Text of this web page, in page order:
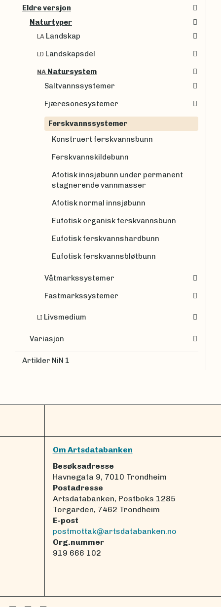
Eldre versjon
Naturtyper
LA Landskap
LD Landskapsdel
NA Natursystem
Saltvannssystemer
Fjæresonesystemer
Ferskvannssystemer
Konstruert ferskvannsbunn
Ferskvannskildebunn
Afotisk innsjøbunn under permanent
stagnerende vannmasser
Afotisk normal innsjøbunn
Eufotisk organisk ferskvannsbunn
Eufotisk ferskvannshardbunn
Eufotisk ferskvannsbløtbunn
Våtmarkssystemer
Fastmarkssystemer
LI Livsmedium
Variasjon
Artikler NiN 1
Om Artsdatabanken
Besøksadresse
Havnegata 9, 7010 Trondheim
Postadresse
Artsdatabanken, Postboks 1285
Torgarden, 7462 Trondheim
E-post
postmottak@artsdatabanken.no
Org.nummer
919 666 102